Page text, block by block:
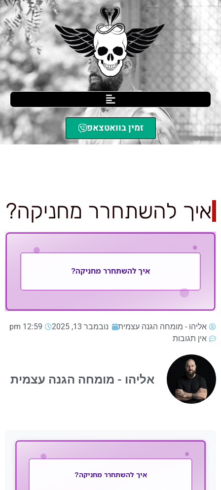
זמין בוואטצאפ
איך להשתחרר מחניקה?
אליהו - מומחה הגנה עצמית נובמבר 13, 2025
12:59 pm
אין תגובות
אליהו - מומחה הגנה עצמית